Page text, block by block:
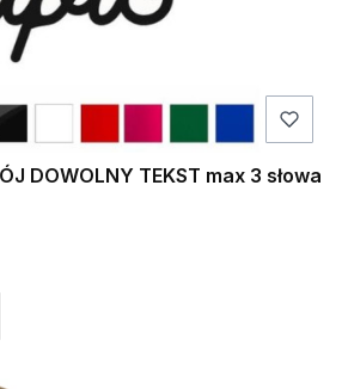
DOWOLNY TEKST max 3 słowa